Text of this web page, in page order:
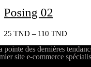
Posing 02
25 TND – 110 TND
pointe des dernières
site e-commerce